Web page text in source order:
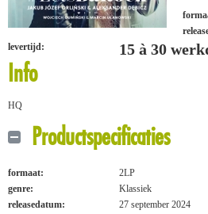
levertijd: 15 à 30
Info
HQ
Productspecificaties
formaat:
2LP
genre:
Klassiek
releasedatum:
27 september 2024